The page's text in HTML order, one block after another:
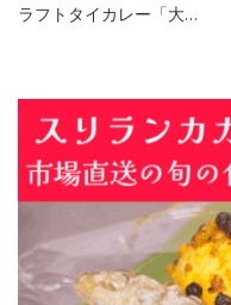
ラフトタイカレー「大…